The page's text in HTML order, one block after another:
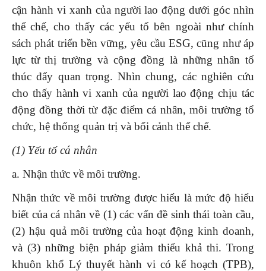
cận hành vi xanh của người lao động dưới góc nhìn
thể chế, cho thấy các yếu tố bên ngoài như chính
sách phát triển bền vững, yêu cầu ESG, cũng như áp
lực từ thị trường và cộng đồng là những nhân tố
thúc đẩy quan trọng. Nhìn chung, các nghiên cứu
cho thấy hành vi xanh của người lao động chịu tác
động đồng thời từ đặc điểm cá nhân, môi trường tổ
chức, hệ thống quản trị và bối cảnh thể chế.
(1) Yếu tố cá nhân
a. Nhận thức về môi trường.
Nhận thức về môi trường được hiểu là mức độ hiểu
biết của cá nhân về (1) các vấn đề sinh thái toàn cầu,
(2) hậu quả môi trường của hoạt động kinh doanh,
và (3) những biện pháp giảm thiểu khả thi. Trong
khuôn khổ Lý thuyết hành vi có kế hoạch (TPB),